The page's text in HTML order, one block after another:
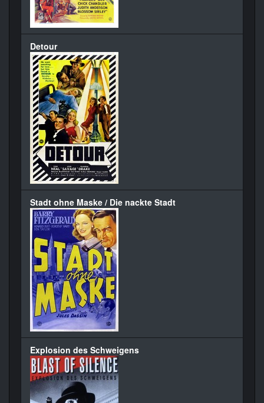
Detour
Stadt ohne Maske / Die nackte Stadt
Explosion des Schweigens